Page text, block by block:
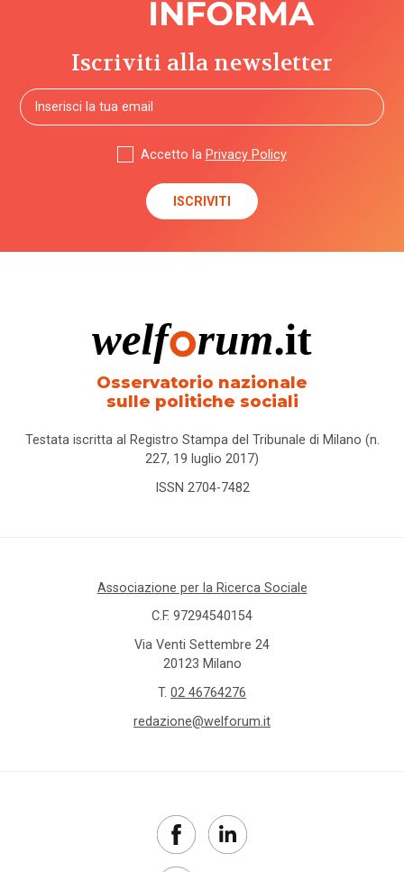
Iscriviti alla newsletter
Accetto la Privacy Policy
Osservatorio nazionale
sulle politiche sociali
Testata iscritta al Registro Stampa del Tribunale di Milano (n.
227, 19 luglio 2017)
ISSN 2704-7482
Associazione per la Ricerca Sociale
C.F. 97294540154
Via Venti Settembre 24
20123 Milano
T. 02 46764276
redazione@welforum.it